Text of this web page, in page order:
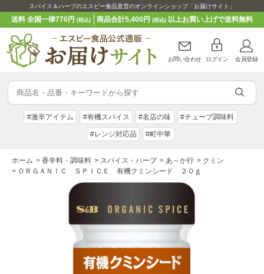
スパイス＆ハーブのエスビー食品直営のオンラインショップ「お届けサイト」
送料 全国一律770円(税込) 商品合計5,400円 (税込)以上お買い上げで送料無料
お問い合わせ ログイン 会員登録
#激辛アイテム #有機スパイス #名店の味 #チューブ調味料
#レンジ対応品 #町中華
ホーム > 香辛料・調味料 > スパイス・ハーブ > あ～か行 > クミン
> ＯＲＧＡＮＩＣ ＳＰＩＣＥ 有機クミンシード ２０ｇ